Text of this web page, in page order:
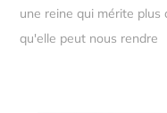
une reine qui mérite plus
qu'elle peut nous rendre